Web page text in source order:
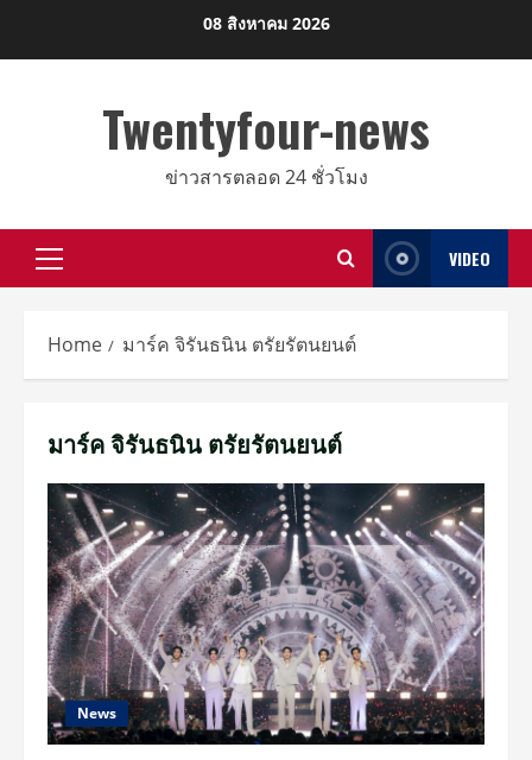
08 สิงหาคม 2026
Twentyfour-news
ข่าวสารตลอด 24 ชั่วโมง
Primary
VIDEO
Home มาร์ค จิรันธนิน ตรัยรัตนยนต์
มาร์ค จิรันธนิน ตรัยรัตนยนต์
News